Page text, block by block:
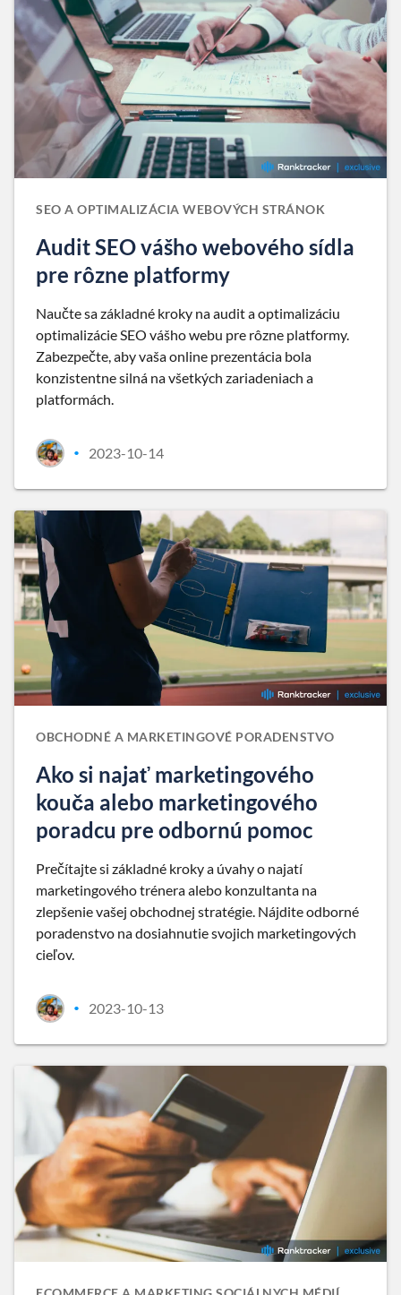
SEO A OPTIMALIZÁCIA WEBOVÝCH STRÁNOK
Audit SEO vášho webového sídla
pre rôzne platformy
Naučte sa základné kroky na audit a optimalizáciu
optimalizácie SEO vášho webu pre rôzne platformy.
Zabezpečte, aby vaša online prezentácia bola
konzistentne silná na všetkých zariadeniach a
platformách.
• 2023-10-14
OBCHODNÉ A MARKETINGOVÉ PORADENSTVO
Ako si najať marketingového
kouča alebo marketingového
poradcu pre odbornú pomoc
Prečítajte si základné kroky a úvahy o najatí
marketingového trénera alebo konzultanta na
zlepšenie vašej obchodnej stratégie. Nájdite odborné
poradenstvo na dosiahnutie svojich marketingových
cieľov.
• 2023-10-13